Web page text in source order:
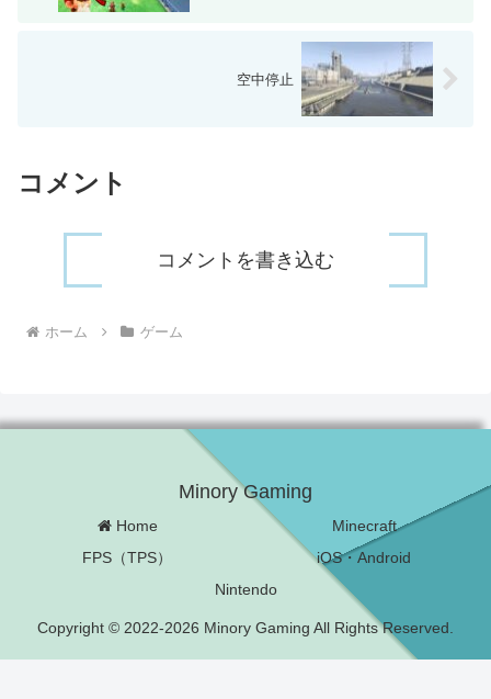
空中停止
コメント
コメントを書き込む
ホーム ゲーム
Minory Gaming
Home
Minecraft
FPS（TPS）
iOS・Android
Nintendo
Copyright © 2022-2026 Minory Gaming All Rights Reserved.